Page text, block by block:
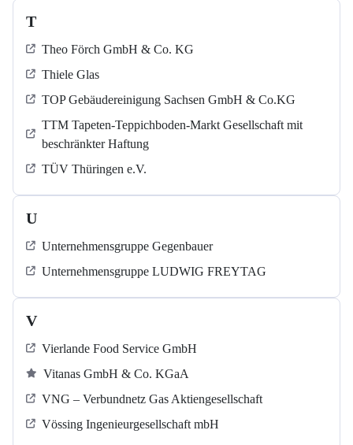
T
Theo Förch GmbH & Co. KG
Thiele Glas
TOP Gebäudereinigung Sachsen GmbH & Co.KG
TTM Tapeten-Teppichboden-Markt Gesellschaft mit
beschränkter Haftung
TÜV Thüringen e.V.
U
Unternehmensgruppe Gegenbauer
Unternehmensgruppe LUDWIG FREYTAG
V
Vierlande Food Service GmbH
Vitanas GmbH & Co. KGaA
VNG – Verbundnetz Gas Aktiengesellschaft
Vössing Ingenieurgesellschaft mbH